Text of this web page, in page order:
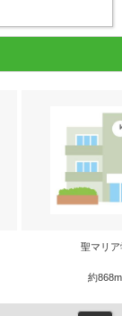
聖マリ
約